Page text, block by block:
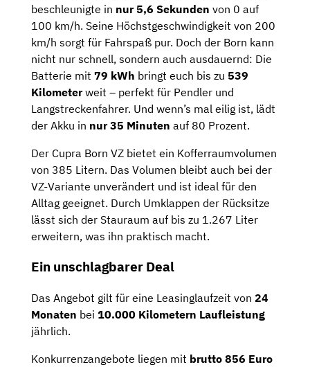
beschleunigte in nur 5,6 Sekunden von 0 auf
100 km/h. Seine Höchstgeschwindigkeit von 200
km/h sorgt für Fahrspaß pur. Doch der Born kann
nicht nur schnell, sondern auch ausdauernd: Die
Batterie mit 79 kWh bringt euch bis zu 539
Kilometerweit – perfekt für Pendler und
Langstreckenfahrer. Und wenn’s mal eilig ist, lädt
der Akku in nur 35 Minuten auf 80 Prozent.
Der Cupra Born VZ bietet ein Kofferraumvolumen
von 385 Litern. Das Volumen bleibt auch bei der
VZ-Variante unverändert und ist ideal für den
Alltag geeignet. Durch Umklappen der Rücksitze
lässt sich der Stauraum auf bis zu 1.267 Liter
erweitern, was ihn praktisch macht.
Ein unschlagbarer Deal
Das Angebot gilt für eine Leasinglaufzeit von 24
Monaten bei 10.000 Kilometern Laufleistung
jährlich.
Konkurrenzangebote liegen mit brutto 856 Euro